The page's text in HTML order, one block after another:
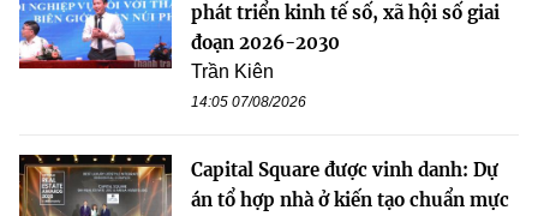
phát triển kinh tế số, xã hội số giai
đoạn 2026-2030
Trần Kiên
14:05 07/08/2026
Capital Square được vinh danh: Dự
án tổ hợp nhà ở kiến tạo chuẩn mực